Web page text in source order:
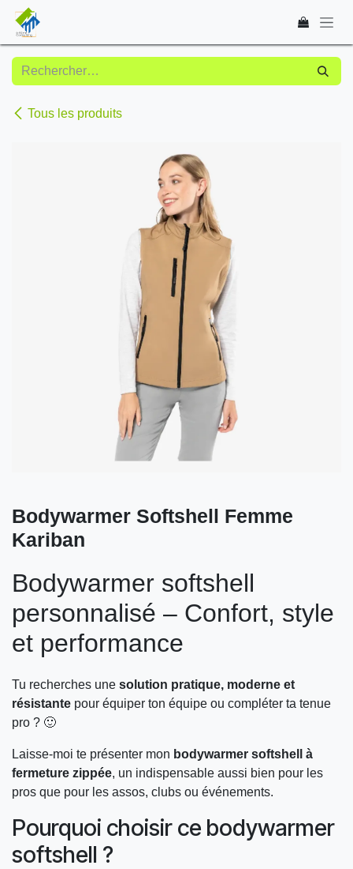
Se rendre au contenu
Tous les produits
Bodywarmer Softshell Femme
Kariban
Bodywarmer softshell
personnalisé – Confort, style
et performance
Tu recherches une solution pratique, moderne et
résistante pour équiper ton équipe ou compléter ta tenue
pro ? 🙂
Laisse-moi te présenter mon bodywarmer softshell à
fermeture zippée, un indispensable aussi bien pour les
pros que pour les assos, clubs ou événements.
Pourquoi choisir ce bodywarmer
softshell ?